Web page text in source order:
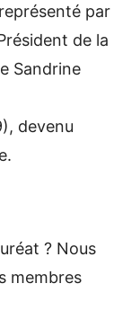
par
de la
Sandrine
devenu
? Nous
membres